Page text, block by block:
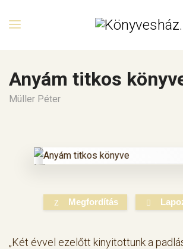
Anyám titkos
Müller Péter
Megfordítás
„Két évvel ezelőtt kinyitottunk a